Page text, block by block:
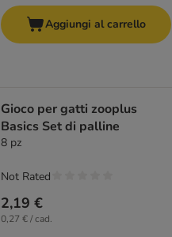
Aggiungi al carrello
Gioco per gatti zooplus
Basics Set di palline
8 pz
2,19 €
0,27 € / cad.
Not Rated